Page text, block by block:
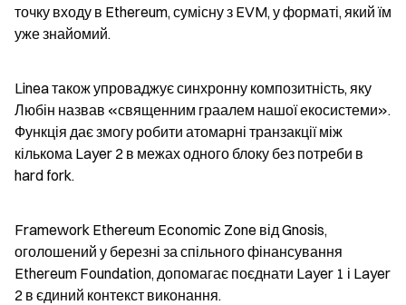
точку входу в Ethereum, сумісну з EVM, у форматі, який їм
уже знайомий.
Linea також упроваджує синхронну композитність, яку
Любін назвав «священним граалем нашої екосистеми».
Функція дає змогу робити атомарні транзакції між
кількома Layer 2 в межах одного блоку без потреби в
hard fork.
Framework Ethereum Economic Zone від Gnosis,
оголошений у березні за спільного фінансування
Ethereum Foundation, допомагає поєднати Layer 1 і Layer
2 в єдиний контекст виконання.